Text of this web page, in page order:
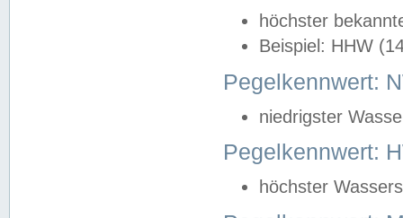
höchster
Beispiel: HHW
Pegelkennwert:
niedrigster
Pegelkennwert:
höchster